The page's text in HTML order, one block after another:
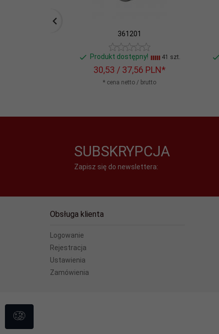
361201
Produkt dostępny! 41 szt.
30,53 / 37,56 PLN*
* cena netto / brutto
SUBSKRYPCJA
Zapisz się do newslettera:
Obsługa klienta
Logowanie
Rejestracja
Ustawienia
Zamówienia